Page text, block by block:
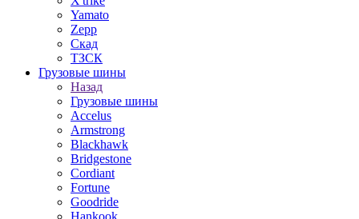
Yamato
Zepp
Скад
ТЗСК
Грузовые шины
Назад
Грузовые шины
Accelus
Armstrong
Blackhawk
Bridgestone
Cordiant
Fortune
Goodride
Hankook